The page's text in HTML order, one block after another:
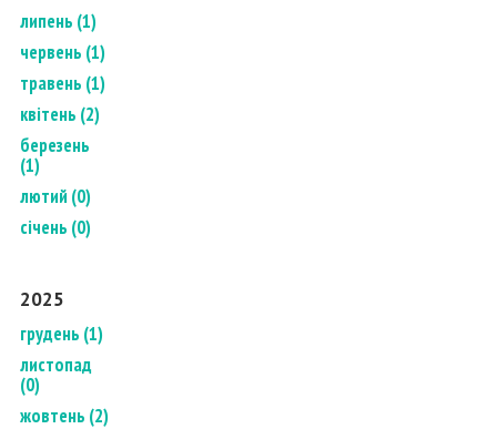
липень (1)
червень (1)
травень (1)
квітень (2)
березень
(1)
лютий (0)
січень (0)
2025
грудень (1)
листопад
(0)
жовтень (2)